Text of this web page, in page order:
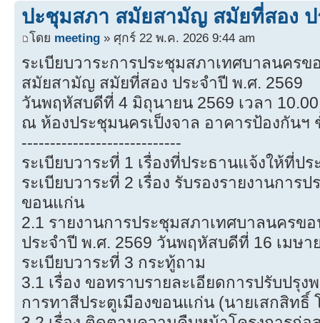
ปะชุมสภา สมัยสามัญ สมัยที่สอง ป
โดย meeting » ศุกร์ 22 พ.ค. 2026 9:44 am
ระเบียบวาระการประชุมสภาเทศบาลนคร
สมัยสามัญ สมัยที่สอง ประจำปี พ.ศ. 2569
วันพฤหัสบดีที่ 4 มิถุนายน 2569 เวลา
ณ ห้องประชุมนครเป็งจาล อาคารป้องกัน
----------------------------
ระเบียบวาระที่ 1 เรื่องที่ประธานแจ้งให้ที่ป
ระเบียบวาระที่ 2 เรื่อง รับรองรายงานการ
ขอนแก่น
2.1 รายงานการประชุมสภาเทศบาลนคร
ประจำปี พ.ศ. 2569 วันพฤหัสบดีที่ 16 เมษา
ระเบียบวาระที่ 3 กระทู้ถาม
3.1 เรื่อง ขอทราบรายละเอียดการปรับปรุ
การทาสีประตูเมืองขอนแก่น (นายเสกสิท